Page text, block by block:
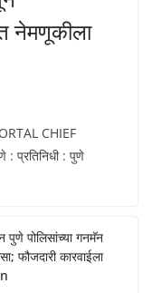
नेमणूकीला
CHIEF
प्रतिनिधी : पुणे
पुणे पोलिसांच्या गनमॅन
फौजदारी कारवाईला